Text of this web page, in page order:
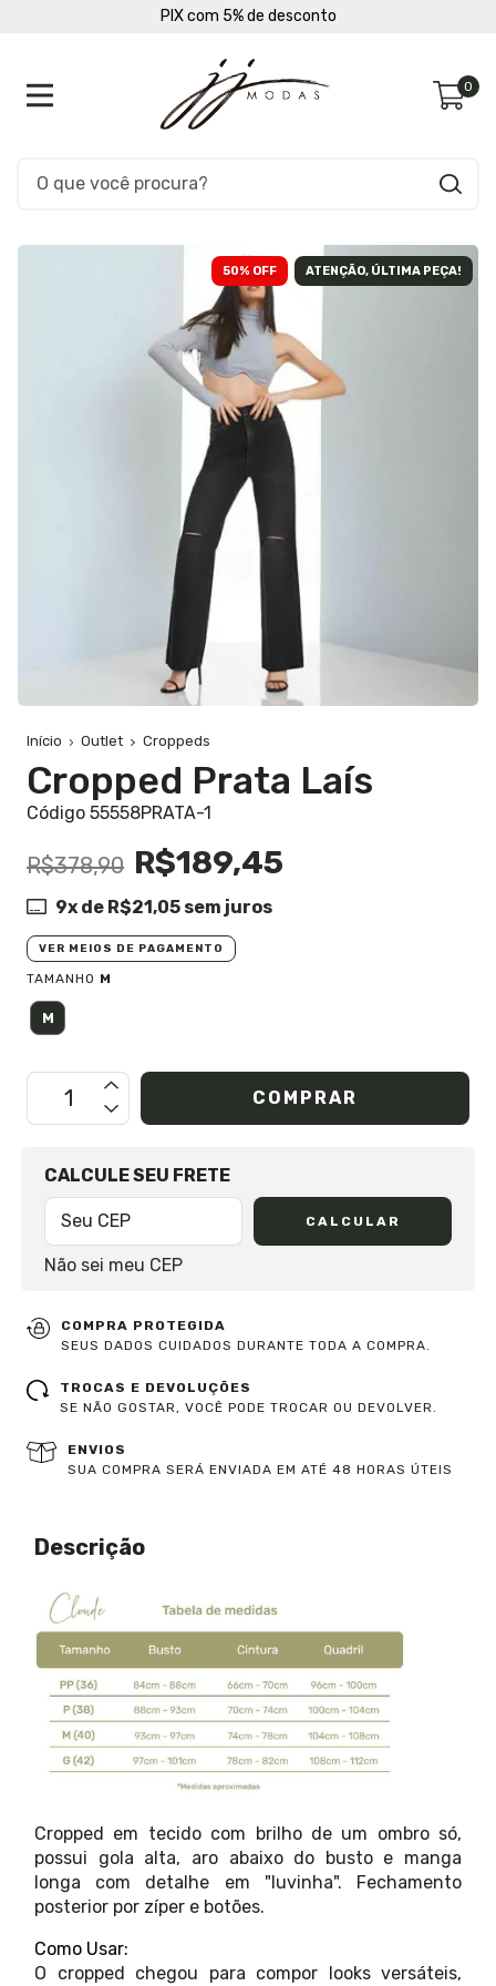
PIX com 5% de desconto
0
50% OFF ATENÇÃO, ÚLTIMA PEÇA!
Início Outlet Croppeds
Cropped Prata Laís
Código 55558PRATA-1
R$378,90 R$189,45
9x de R$21,05 sem juros
VER MEIOS DE PAGAMENTO
TAMANHO M
M
OPÇÕES DE FRETE
CALCULE SEU FRETE
CALCULAR
Não sei meu CEP
COMPRA PROTEGIDA
SEUS DADOS CUIDADOS DURANTE TODA A COMPRA.
TROCAS E DEVOLUÇÕES
SE NÃO GOSTAR, VOCÊ PODE TROCAR OU DEVOLVER.
ENVIOS
SUA COMPRA SERÁ ENVIADA EM ATÉ 48 HORAS ÚTEIS
Descrição
Cropped em tecido com brilho de um ombro só,
possui gola alta, aro abaixo do busto e manga
longa com detalhe em "luvinha". Fechamento
posterior por zíper e botões.
Como Usar:
O cropped chegou para compor looks versáteis,